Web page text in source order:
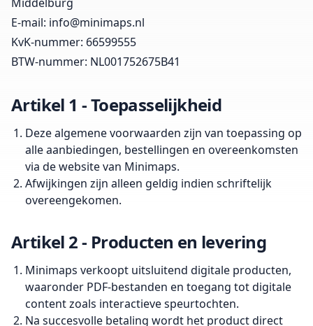
E-mail: info@minimaps.nl
KvK-nummer: 66599555
BTW-nummer: NL001752675B41
Artikel 1 - Toepasselijkheid
Deze algemene voorwaarden zijn van toepassing op
alle aanbiedingen, bestellingen en overeenkomsten
via de website van Minimaps.
Afwijkingen zijn alleen geldig indien schriftelijk
overeengekomen.
Artikel 2 - Producten en levering
Minimaps verkoopt uitsluitend digitale producten,
waaronder PDF-bestanden en toegang tot digitale
content zoals interactieve speurtochten.
Na succesvolle betaling wordt het product direct